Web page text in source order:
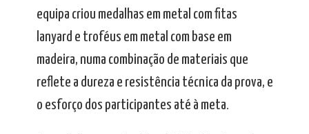
equipa criou medalhas em metal com fitas
lanyard e troféus em metal com base em
madeira, numa combinação de materiais que
reflete a dureza e resistência técnica da prova, e
o esforço dos participantes até à meta.